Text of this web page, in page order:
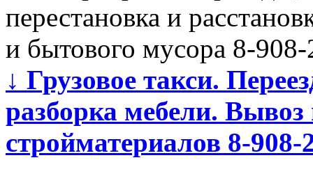
перестановка и
и бытового мусора 8-
↓ Грузовое такси.
разборка мебели.
стройматериалов 8-